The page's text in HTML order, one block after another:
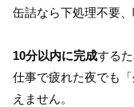
缶詰なら下処理不要、
10分以内に完成する
仕事で疲れた夜でも
えません。